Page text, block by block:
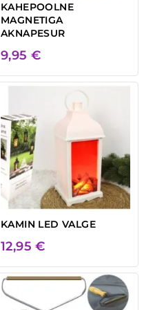
KAHEPOOLNE
MAGNETIGA
AKNAPESUR
9,95 €
KAMIN LED VALGE
12,95€